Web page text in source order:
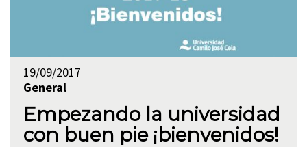
19/09/2017
General
Empezando la universidad
con buen pie ¡bienvenidos!